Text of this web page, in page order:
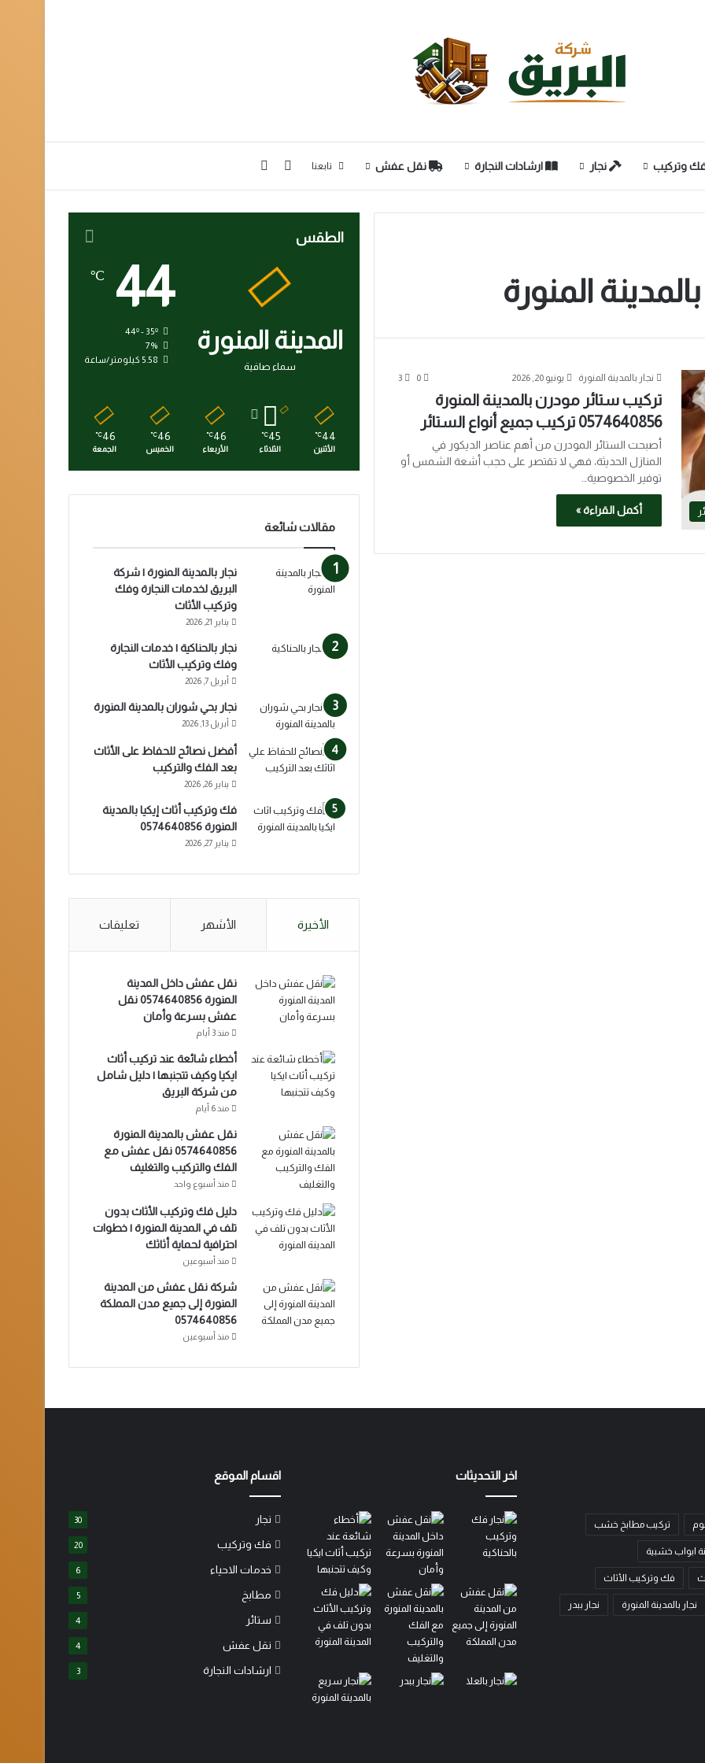
وتركيب نجار ارشادات النجارة نقل عفش تابعنا إضافة عمود جانبي
المنورة
نجار بالمدينة المنورة يونيو 20, 2026 0
3
تركيب ستائر مودرن بالمدينة المنورة
0574640856 تركيب جميع أنواع الستائر
أصبحت الستائر المودرن من أهم عناصر الديكور في
المنازل الحديثة، فهي لا تقتصر على حجب أشعة الشمس أو
توفير الخصوصية…
أكمل القراءة »
الطقس
المدينة المنورة
سماء صافية
44
℃
7%
5.58 كيلومتر/ساعة
44
℃
الأثنين
45
℃
الثلاثاء
46
℃
الأربعاء
46
℃
الخميس
46
℃
الجمعة
مقالات شائعة
نجار بالمدينة المنورة | شركة
البريق لخدمات النجارة وفك
وتركيب الأثاث
يناير 21, 2026
نجار بالحناكية | خدمات النجارة
وفك وتركيب الأثاث
أبريل 7, 2026
نجار بحي شوران بالمدينة المنورة
أبريل 13, 2026
أفضل نصائح للحفاظ على الأثاث
بعد الفك والتركيب
يناير 26, 2026
فك وتركيب أثاث إيكيا بالمدينة
المنورة 0574640856
يناير 27, 2026
الأخيرة الأشهر تعليقات
نقل عفش داخل المدينة
المنورة 0574640856 نقل
عفش بسرعة وأمان
منذ 3 أيام
أخطاء شائعة عند تركيب أثاث
ايكيا وكيف تتجنبها | دليل شامل
من شركة البريق
منذ 6 أيام
نقل عفش بالمدينة المنورة
0574640856 نقل عفش مع
الفك والتركيب والتغليف
منذ أسبوع واحد
دليل فك وتركيب الأثاث بدون
تلف في المدينة المنورة | خطوات
احترافية لحماية أثاثك
منذ أسبوعين
شركة نقل عفش من المدينة
المنورة إلى جميع مدن المملكة
0574640856
منذ أسبوعين
تركيب مطابخ خشب
ابواب خشبية
فك وتركيب الأثاث
نجار بالمدينة المنورة نجار ببدر
اخر التحديثات اقسام الموقع
نجار 30
فك وتركيب 20
خدمات الاحياء 6
مطابخ 5
ستائر 4
نقل عفش 4
ارشادات النجارة 3